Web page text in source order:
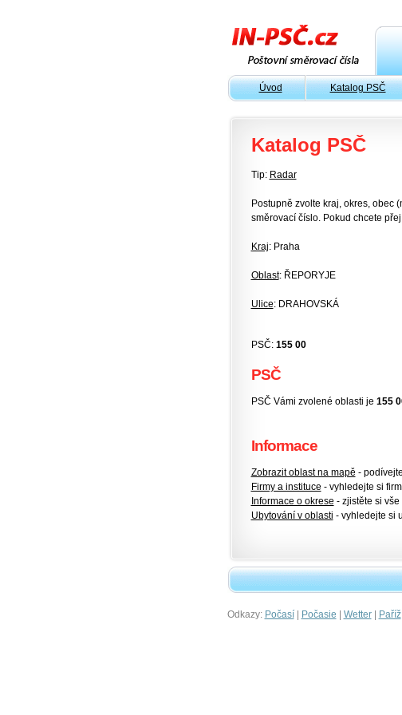
Úvod Katalog PSČ
Katalog PSČ
Tip: Radar
Postupně zvolte kraj, okres, obec
směrovací číslo. Pokud chcete
Kraj: Praha
Oblast: ŘEPORYJE
Ulice: DRAHOVSKÁ
PSČ: 155 00
PSČ
PSČ Vámi zvolené oblasti je 155
Informace
Zobrazit oblast na mapě -
Firmy a instituce - vyhledejte si
Informace o okrese - zjistěte si
Ubytování v oblasti - vyhledejte si
Odkazy: Počasí| Počasie | Wetter| Paříž